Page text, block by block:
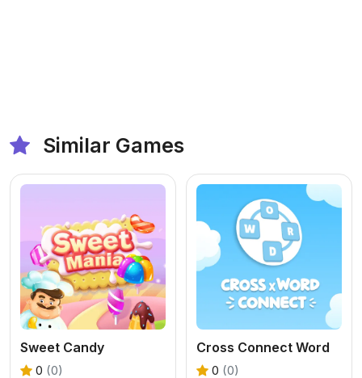
Similar Games
Sweet Candy
0 (0)
Cross Connect Word
0 (0)